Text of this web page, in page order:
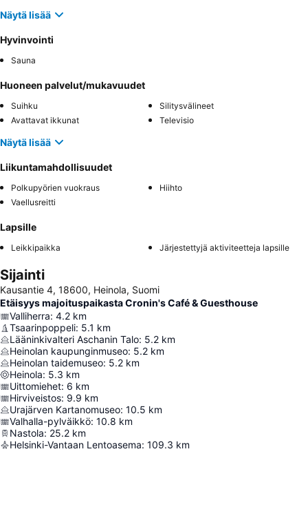
Näytä lisää
Hyvinvointi
Sauna
Huoneen palvelut/mukavuudet
Suihku
Silitysvälineet
Avattavat ikkunat
Televisio
Näytä lisää
Liikuntamahdollisuudet
Polkupyörien vuokraus
Hiihto
Vaellusreitti
Lapsille
Leikkipaikka Järjestettyjä aktiviteetteja lapsille
Sijainti
Kausantie 4, 18600, Heinola, Suomi
Etäisyys majoituspaikasta Cronin's Café & Guesthouse
Valliherra: 4.2 km
Tsaarinpoppeli: 5.1 km
Lääninkivalteri Aschanin Talo: 5.2 km
Heinolan kaupunginmuseo: 5.2 km
Heinolan taidemuseo: 5.2 km
Heinola: 5.3 km
Uittomiehet: 6 km
Hirviveistos: 9.9 km
Urajärven Kartanomuseo: 10.5 km
Valhalla-pylväikkö: 10.8 km
Nastola: 25.2 km
Helsinki-Vantaan Lentoasema: 109.3 km